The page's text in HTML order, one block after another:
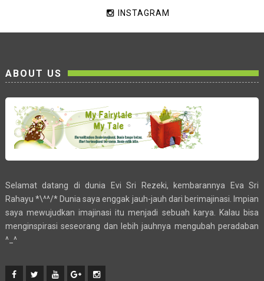
INSTAGRAM
ABOUT US
Selamat datang di dunia Evi Sri Rezeki, kembarannya Eva Sri
Rahayu *\^^/* Dunia saya enggak jauh-jauh dari berimajinasi. Impian
saya mewujudkan imajinasi itu menjadi sebuah karya. Kalau bisa
menginspirasi seseorang dan lebih jauhnya mengubah peradaban
^_^